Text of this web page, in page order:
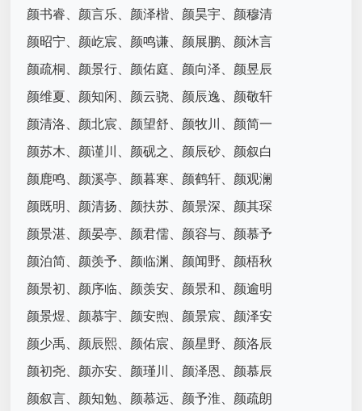
颜书睿、颜言乐、颜泽楷、颜昊宇、颜穆清
颜昭宁、颜屹宸、颜鸣谦、颜展鹏、颜沐言
颜疏桐、颜景行、颜佑庭、颜向泽、颜昱辰
颜维夏、颜知闲、颜云骁、颜辰逸、颜敬轩
颜清洛、颜北宸、颜望舒、颜牧川、颜简一
颜苏木、颜谨川、颜砚之、颜辰砂、颜叙白
颜鹿鸣、颜溪亭、颜暮寒、颜鹤轩、颜观澜
颜既明、颜清扬、颜扶苏、颜景深、颜其琛
颜景湛、颜晏亭、颜君儒、颜容与、颜慕予
颜泊简、颜羡予、颜临渊、颜闻野、颜梧秋
颜景初、颜序临、颜羡安、颜景和、颜逾明
颜景煜、颜慕宇、颜安煦、颜景宸、颜泽安
颜少禹、颜辰熙、颜佑宸、颜星野、颜洛辰
颜初尧、颜亦安、颜瑾川、颜泽恩、颜慕辰
颜叙言、颜知勉、颜慕远、颜予淮、颜疏朗